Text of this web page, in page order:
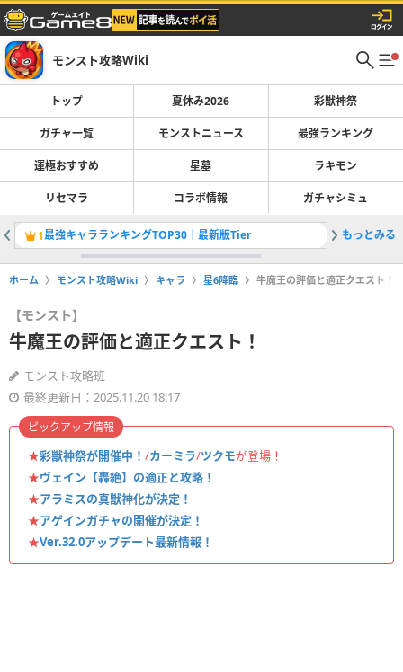
モンスト攻略Wiki
トップ 夏休み2026 彩獣神祭
ガチャ一覧 モンストニュース 最強ランキング
運極おすすめ 星墓 ラキモン
リセマラ コラボ情報 ガチャシミュ
1最強キャラランキングTOP30｜最新版Tier 2彩獣神
もっとみる
ホーム モンスト攻略Wiki キャラ 星6降臨 牛魔王の評価と適正クエスト！
【モンスト】
牛魔王の評価と適正クエスト！
モンスト攻略班
最終更新日：2025.11.20 18:17
★彩獣神祭が開催中！ /カーミラ/ツクモが登場！
★ヴェイン【轟絶】の適正と攻略！
★アラミスの真獣神化が決定！
★アゲインガチャの開催が決定！
★Ver.32.0アップデート最新情報！
ピックアップ情報